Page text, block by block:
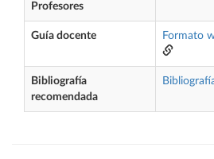
Profesores
Guía docente Formato
Bibliografía
recomendada